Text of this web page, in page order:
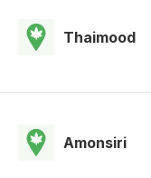
Thaimood
Amonsiri